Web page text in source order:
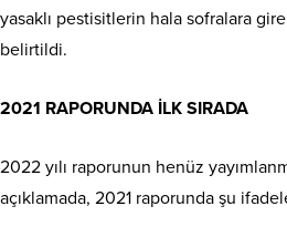
yasaklı pestisitlerin hala sofralara
belirtildi.
2021 RAPORUNDA İLK SIRADA
2022 yılı raporunun henüz
açıklamada, 2021 raporunda şu